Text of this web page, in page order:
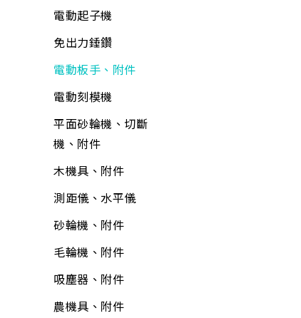
工具組
水龍頭組
加壓機、抽水機
包裝材料
平面砂輪機、切斷
機、附件
各式剪刀
ALD延長線
油漆工具
矽利康、填縫膠
氣動工具、附件
逆滲透、淨水器、過
折疊桌、椅、收納櫃
水桶、垃圾桶、油桶
水盆、腳桶
置物收納
巧拼墊、地墊
清掃用具
清潔劑
芳香、除臭、除濕劑
防蟲、殺蟲劑
消毒、殺菌
居家生活
居家安全
夾具
螺絲工具
銼刀、研磨
鐵工用品
其他手工具
工具箱、零件盒
清洗劑
吊掛用品
輪
護具
所有商品
木器漆
噴漆
防水漆
防壁癌、除霉
水泥砂、填縫劑
油漆工具
黏劑工具
研磨工具
牛油、潤滑油
所有商品
水栓附件
鋼絲軟管
面盆、水槽
流理台附件
面盆附件
排水口、地板落水
馬桶、水箱附件
鏡箱
抽排風機
逆滲透、淨水器、過
濾器、逆滲透配件
熱水器、附件
培養土
肥料
噴水壺
園藝用具
寵物用品
驅除害蟲用具
捕蟲網
防曬用品
固定繩、鍊
所有商品
電動起子機
免出力錘鑽
電動板手、附件
電動刻模機
平面砂輪機、切斷
機、附件
木機具、附件
測距儀、水平儀
砂輪機、附件
毛輪機、附件
吸塵器、附件
農機具、附件